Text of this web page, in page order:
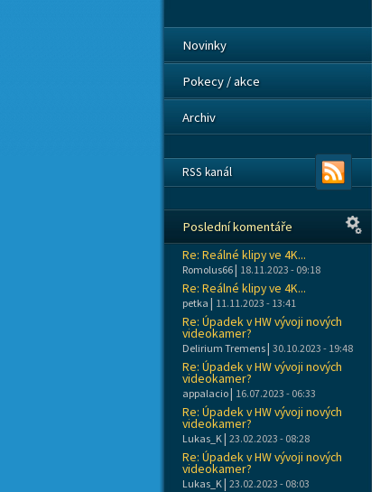
Novinky
Pokecy / akce
Archiv
RSS kanál
Poslední komentáře
Re: Reálné klipy ve 4K...
Romolus66| 18.11.2023 - 09:18
Re: Reálné klipy ve 4K...
petka | 11.11.2023 - 13:41
Re: Úpadek v HW vývoji nových
videokamer?
Delirium Tremens| 30.10.2023 - 19:48
Re: Úpadek v HW vývoji nových
videokamer?
appalacio| 16.07.2023 - 06:33
Re: Úpadek v HW vývoji nových
videokamer?
Lukas_K | 23.02.2023 - 08:28
Re: Úpadek v HW vývoji nových
videokamer?
Lukas_K | 23.02.2023 - 08:03